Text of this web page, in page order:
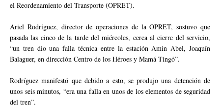
el Reordenamiento del Transporte (OPRET).
Ariel Rodríguez, director de operaciones de la OPRET, sostuvo que
pasada las cinco de la tarde del miércoles, cerca al cierre del servicio,
“un tren dio una falla técnica entre la estación Amin Abel, Joaquín
Balaguer, en dirección Centro de los Héroes y Mamá Tingó”.
Rodríguez manifestó que debido a esto, se produjo una detención de
unos seis minutos, “era una falla en unos de los elementos de seguridad
del tren”.